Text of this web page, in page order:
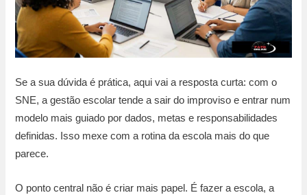
Se a sua dúvida é prática, aqui vai a resposta curta: com o
SNE, a gestão escolar tende a sair do improviso e entrar num
modelo mais guiado por dados, metas e responsabilidades
definidas. Isso mexe com a rotina da escola mais do que
parece.
O ponto central não é criar mais papel. É fazer a escola, a